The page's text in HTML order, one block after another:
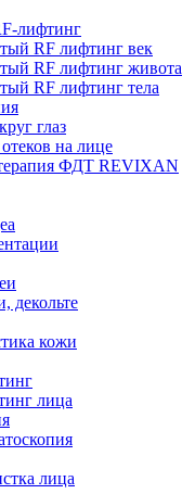
лифтинг
RF лифтинг век
RF лифтинг живота
RF лифтинг тела
глаз
на лице
ФДТ REVIXAN
декольте
кожи
лица
лица